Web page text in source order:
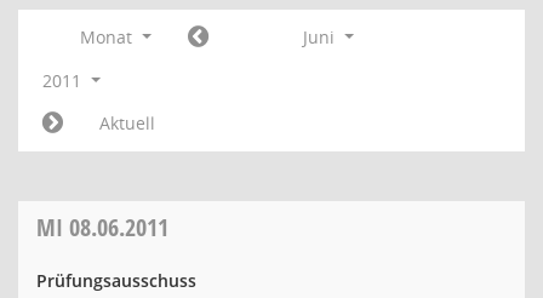
Monat
Juni
2011
Aktuell
MI 08.06.2011
Prüfungsausschuss